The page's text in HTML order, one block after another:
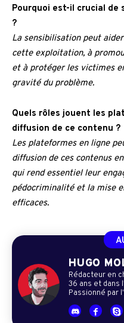
Pourquoi est-il crucial de
?
La sensibilisation peut
cette exploitation, à
et à protéger les victimes
gravité du problème.
Quels rôles jouent les
diffusion de ce contenu ?
Les plateformes en ligne
diffusion de ces contenus
qui rend essentiel leur
pédocriminalité et la mise
efficaces.
HUGO
Rédacteur en
36 ans et dans
Passionné par